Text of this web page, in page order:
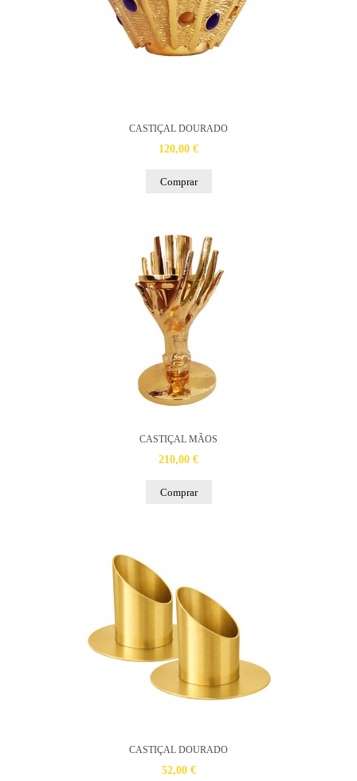
CASTIÇAL DOURADO
120,00 €
Comprar
CASTIÇAL MÃOS
210,00 €
Comprar
CASTIÇAL DOURADO
52,00 €